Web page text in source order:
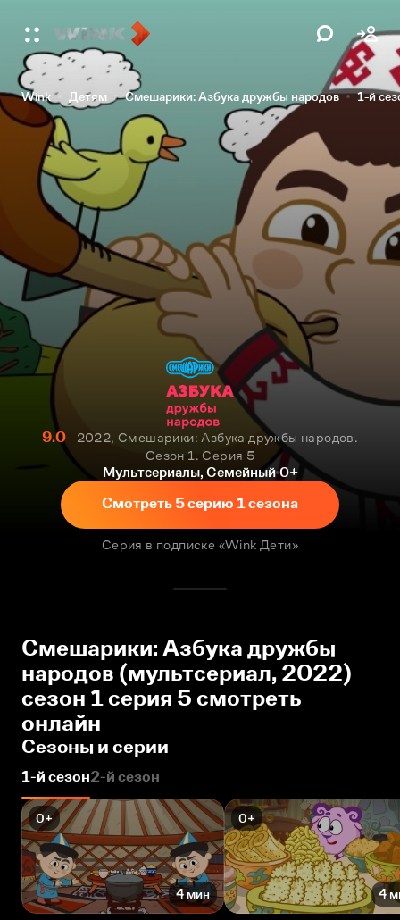
Wink Детям Смешарики: Азбука дружбы народов 1-й
9.0
2022, Смешарики: Азбука дружбы народов.
Сезон 1. Серия 5
Мультсериалы, Семейный 0+
Смотреть 5 серию 1 сезона
Серия в подписке «Wink Дети»
Смешарики: Азбука дружбы
народов (мультсериал, 2022)
сезон 1 серия 5 смотреть
онлайн
Сезоны и серии
1-й сезон2-й сезон
0+
4 мин
0+
4